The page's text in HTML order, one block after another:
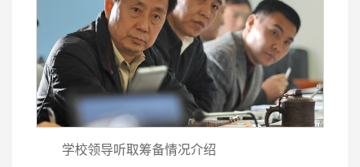
学校领导听取筹备情况介绍